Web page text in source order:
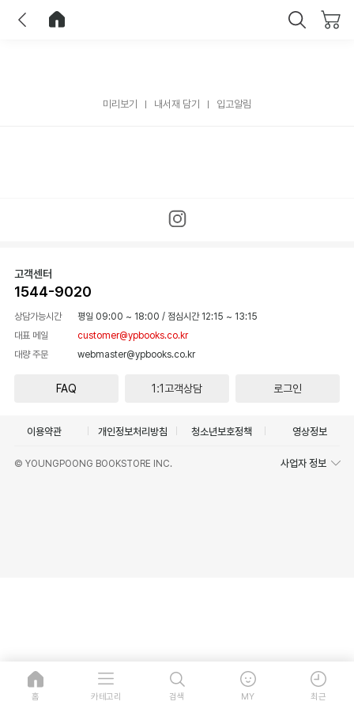
미리보기 내서재 담기 입고알림
고객센터
1544-9020
상담가능시간 평일 09:00 ~ 18:00 / 점심시간 12:15 ~ 13:15
대표 메일
customer@ypbooks.co.kr
대량 주문
webmaster@ypbooks.co.kr
FAQ 1:1고객상담 로그인
이용약관 개인정보처리방침 청소년보호정책 영상정보
© YOUNGPOONG BOOKSTORE INC. 사업자 정보
홈 카테고리 검색 MY 최근